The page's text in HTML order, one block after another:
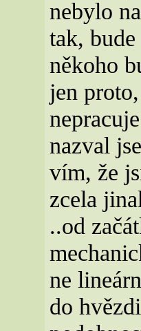
nebylo
tak,
někoho
jen
nazval
vím, že
zcela
..od
ne
do